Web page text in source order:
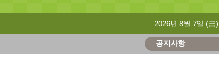
2026년 8월 7일 (금)
공지사항